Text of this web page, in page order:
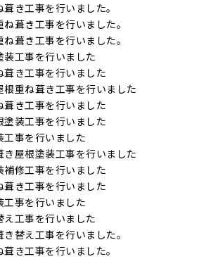
き工事を行いました。
葺き工事を行いました。
葺き工事を行いました。
工事を行いました
葺き工事を行いました
重ね葺き工事を行いました
葺き工事を行いました
塗装工事を行いました
工事を行いました
屋根塗装工事を行いました
修工事を行いました
葺き工事を行いました
工事を行いました
工事を行いました
替え工事を行いました。
き工事を行いました。